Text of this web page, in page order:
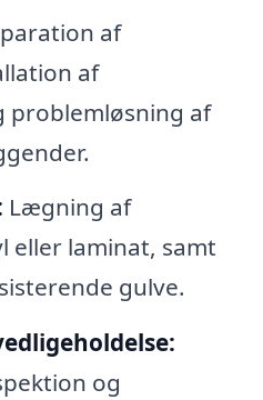
af
af
problemløsning af
Lægning af
eller laminat, samt
gulve.
og